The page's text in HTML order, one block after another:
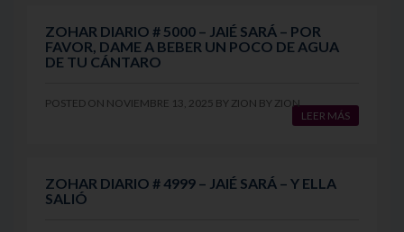
ZOHAR DIARIO # 5000 – JAIÉ SARÁ – POR
FAVOR, DAME A BEBER UN POCO DE AGUA
DE TU CÁNTARO
POSTED ON NOVIEMBRE 13, 2025 BY ZION BY ZION
LEER MÁS
ZOHAR DIARIO # 4999 – JAIÉ SARÁ – Y ELLA
SALIÓ